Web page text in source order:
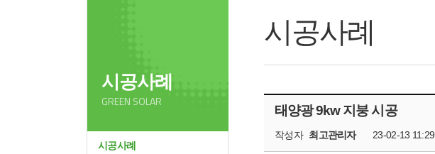
시공사례
GREEN SOLAR
시공사례
시공사례
태양광 9kw 지붕 시공
작성자 최고관리자 23-02-13 11:29